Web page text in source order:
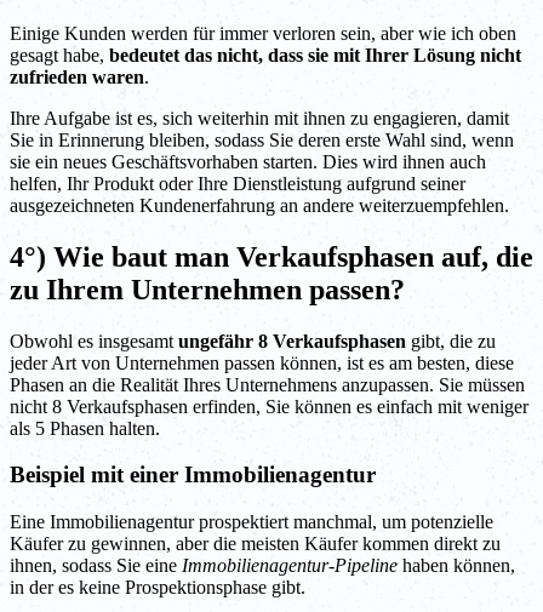
Einige Kunden werden für immer verloren sein, aber wie ich oben
gesagt habe, bedeutet das nicht, dass sie mit Ihrer Lösung nicht
zufrieden waren.
Ihre Aufgabe ist es, sich weiterhin mit ihnen zu engagieren, damit
Sie in Erinnerung bleiben, sodass Sie deren erste Wahl sind, wenn
sie ein neues Geschäftsvorhaben starten. Dies wird ihnen auch
helfen, Ihr Produkt oder Ihre Dienstleistung aufgrund seiner
ausgezeichneten Kundenerfahrung an andere weiterzuempfehlen.
4°) Wie baut man Verkaufsphasen auf, die
zu Ihrem Unternehmen passen?
Obwohl es insgesamt ungefähr 8 Verkaufsphasen gibt, die zu
jeder Art von Unternehmen passen können, ist es am besten, diese
Phasen an die Realität Ihres Unternehmens anzupassen. Sie müssen
nicht 8 Verkaufsphasen erfinden, Sie können es einfach mit weniger
als 5 Phasen halten.
Beispiel mit einer Immobilienagentur
Eine Immobilienagentur prospektiert manchmal, um potenzielle
Käufer zu gewinnen, aber die meisten Käufer kommen direkt zu
ihnen, sodass Sie eine Immobilienagentur-Pipeline haben können,
in der es keine Prospektionsphase gibt.